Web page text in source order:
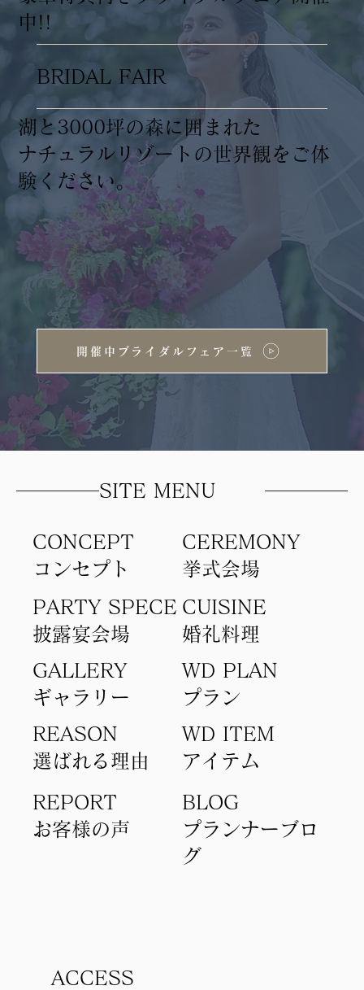
ACCESS
中!!
BRIDAL FAIR
湖と3000坪の森に囲まれた
ナチュラルリゾートの世界観をご体
験ください。
開催中ブライダルフェア一覧
CONCEPT
コンセプト​
​CEREMONY
​挙式会場
GALLERY
ギャラリー
PARTY SPECE
​披露宴会場
CUISINE
​婚礼料理
​プランナーブロ
グ
BLOG
REPORT
​お客様の声
アイテム​
WD ITEM
選ばれる理由
REASON
​プラン
WD PLAN
SITE MENU